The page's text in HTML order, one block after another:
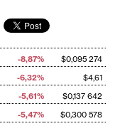
-8,87%
$0,095 274
-6,32%
$4,61
-5,61%
$0,137 642
-5,47%
$0,300 578